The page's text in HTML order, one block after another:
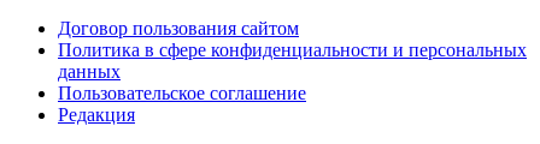
Договор пользования сайтом
Политика в сфере конфиденциальности и персональных
данных
Пользовательское соглашение
Редакция